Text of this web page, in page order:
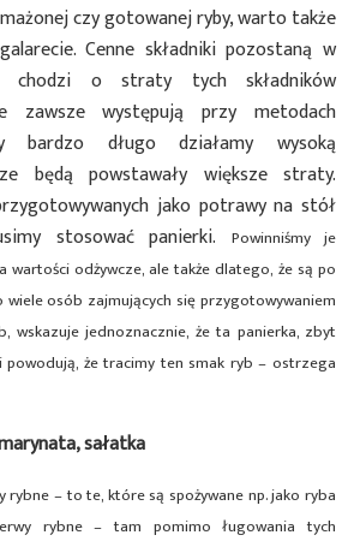
czy gotowanej ryby, warto także
Cenne składniki pozostaną w
chodzi o straty tych składników
zawsze występują przy metodach
bardzo długo działamy wysoką
będą powstawały większe straty.
jako potrawy na stół
stosować panierki.
Powinniśmy je
wartości odżywcze, ale także dlatego, że są po
osób zajmujących się przygotowywaniem
wskazuje jednoznacznie, że ta panierka, zbyt
powodują, że tracimy ten smak ryb – ostrzega
sałatka
rybne – to te, które są spożywane np. jako ryba
rybne – tam pomimo ługowania tych